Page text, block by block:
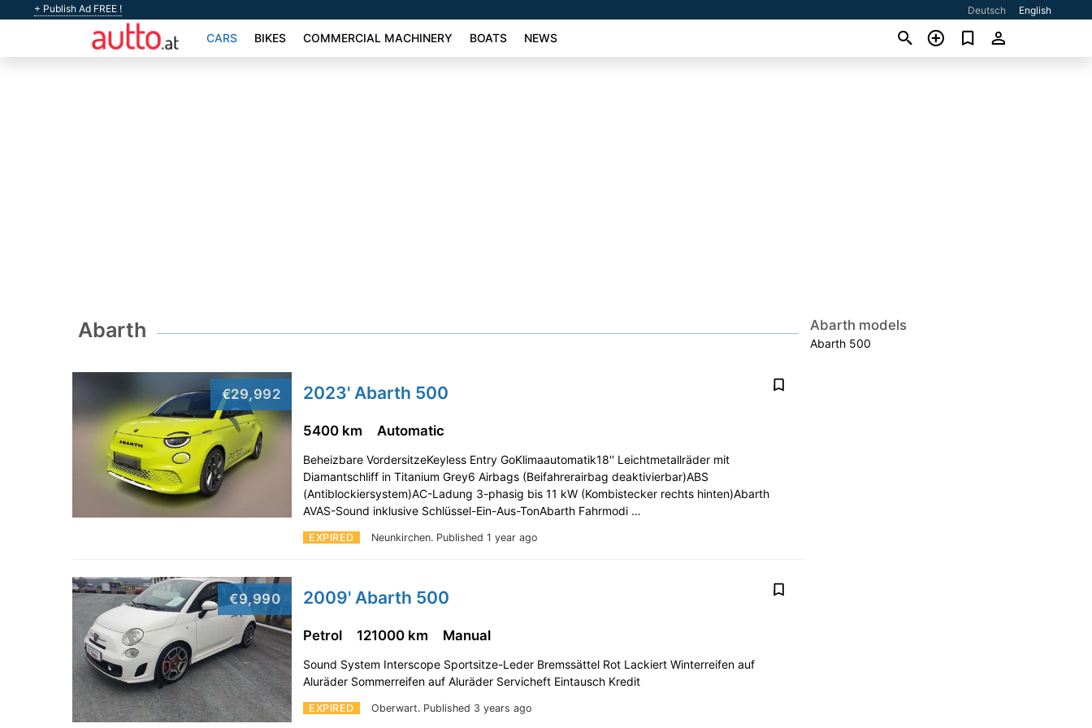
+ Publish Ad FREE ! Deutsch English
CARS BIKES COMMERCIAL MACHINERY BOATS NEWS
Abarth models
Abarth 500
Abarth
€29,992 2023' Abarth 500
EXPIRED Neunkirchen. Published 1 year ago
5400 km Automatic
Beheizbare VordersitzeKeyless Entry GoKlimaautomatik18'' Leichtmetallräder mit
Diamantschliff in Titanium Grey6 Airbags (Beifahrerairbag deaktivierbar)ABS
(Antiblockiersystem)AC-Ladung 3-phasig bis 11 kW (Kombistecker rechts hinten)Abarth
AVAS-Sound inklusive Schlüssel-Ein-Aus-TonAbarth Fahrmodi …
€9,990 2009' Abarth 500
EXPIRED Oberwart. Published 3 years ago
Petrol 121000 km Manual
Sound System Interscope Sportsitze-Leder Bremssättel Rot Lackiert Winterreifen auf
Aluräder Sommerreifen auf Aluräder Servicheft Eintausch Kredit